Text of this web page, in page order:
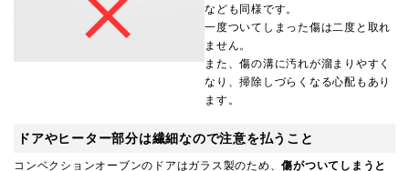
なども同様です。
一度ついてしまった傷は二度と取れ
ません。
また、傷の溝に汚れが溜まりやすく
なり、掃除しづらくなる心配もあり
ます。
ドアやヒーター部分は繊細なので注意を払うこと
コンベクションオーブンのドアはガラス製のため、傷がついてしまうと